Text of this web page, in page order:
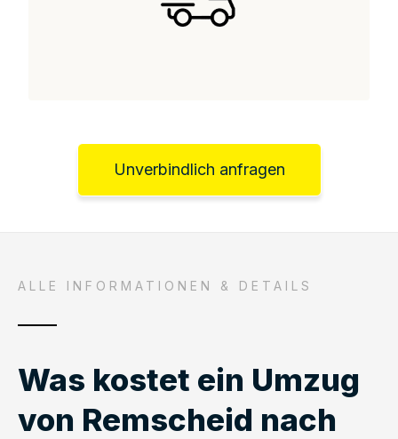
Unverbindlich anfragen
ALLE INFORMATIONEN & DETAILS
Was kostet ein Umzug
von Remscheid nach